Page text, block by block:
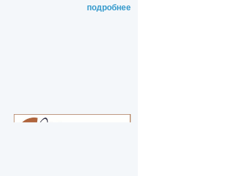
подробнее